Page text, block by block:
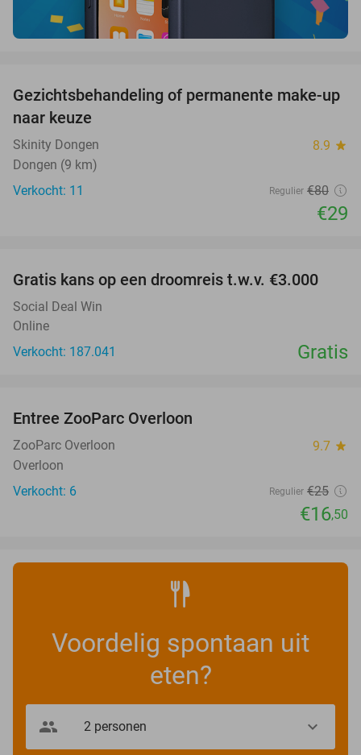
64%
Gezichtsbehandeling of permanente make-up
naar keuze
Skinity Dongen 8.9 star
Dongen (9 km)
Verkocht: 11
Regulier €80
€29
Gratis kans op een droomreis t.w.v. €3.000
Social Deal Win
Online
Verkocht: 187.041
Gratis
TODAY
Entree ZooParc Overloon
ZooParc Overloon 9.7 star
Overloon
Verkocht: 6
Regulier €25
€16,50
Voordelig spontaan uit
eten?